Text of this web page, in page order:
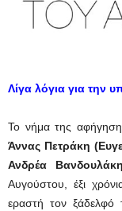
Λίγα λόγια για την
Το νήμα της
Άννας Πετράκη
Ανδρέα
Αυγούστου, έξι
εραστή τον ξάδελφό